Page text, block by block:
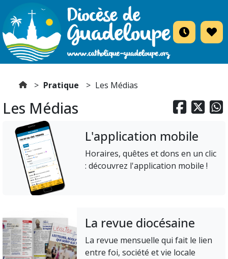
Pratique Les Médias
  
Les Médias
L'application mobile
Horaires, quêtes et dons en un clic
: découvrez l'application mobile !
La revue diocésaine
La revue mensuelle qui fait le lien
entre foi, société et vie locale